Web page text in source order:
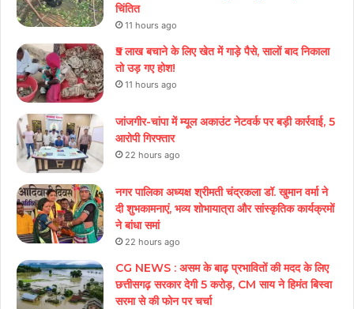
चिंतित
11 hours ago
₹5 लाख बचाने के लिए खेत में गाड़े पैसे, सालों बाद निकाला
तो उड़ गए होश!
11 hours ago
जांजगीर-चांपा में म्यूल अकाउंट नेटवर्क पर बड़ी कार्रवाई, 5
आरोपी गिरफ्तार
22 hours ago
नगर पालिका अध्यक्ष श्रीमती चंद्रकला डॉ. खुमान वर्मा ने
दी शुभकामनाएं, भव्य शोभायात्रा और सांस्कृतिक कार्यक्रमों
ने बांधा समां
22 hours ago
CG NEWS : असम के बाढ़ प्रभावितों की मदद के लिए
छत्तीसगढ़ सरकार देगी 5 करोड़, CM साय ने हिमंत बिस्वा
सरमा से की फोन पर चर्चा